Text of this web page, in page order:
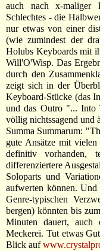
auch nach x-maliger
Schlechtes - die
nur etwas von einer
(wie zumindest der
Holubs Keyboards mit
Will'O'Wisp. Das
durch den
zeigt sich in der
Keyboard-Stücke (das
und das Outro "... Into
völlig nichtssagend und
Summa Summarum:
gute Ansätze mit
definitiv vorhanden,
differenziertere
Soloparts und
aufwerten können.
Genre-typischen
bergen) könnten bis
Minuten dauert, auch
Meckerei. Tut etwas
Blick auf